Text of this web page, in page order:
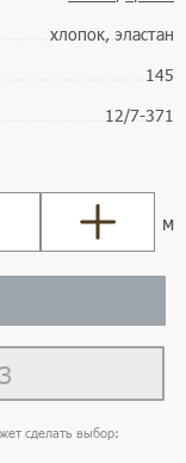
хлопок, эластан
145
12/7-371
м
сделать выбор: